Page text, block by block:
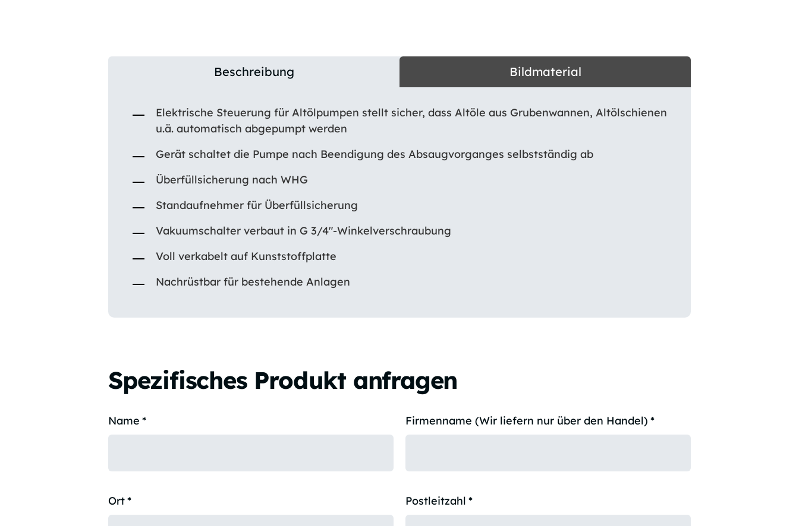
Beschreibung Bildmaterial
Elektrische Steuerung für Altölpumpen stellt sicher, dass Altöle aus Grubenwannen, Altölschienen
u.ä. automatisch abgepumpt werden
Gerät schaltet die Pumpe nach Beendigung des Absaugvorganges selbstständig ab
Überfüllsicherung nach WHG
Standaufnehmer für Überfüllsicherung
Vakuumschalter verbaut in G 3/4″-Winkelverschraubung
Voll verkabelt auf Kunststoffplatte
Nachrüstbar für bestehende Anlagen
Spezifisches Produkt anfragen
Name * Firmenname (Wir liefern nur über den Handel) *
Ort* Postleitzahl *